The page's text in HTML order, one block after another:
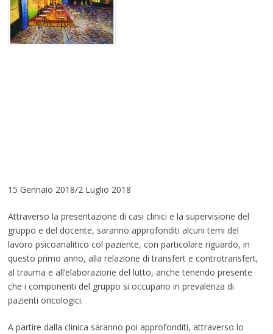
15 Gennaio 2018/2 Luglio 2018
Attraverso la presentazione di casi clinici e la supervisione del
gruppo e del docente, saranno approfonditi alcuni temi del
lavoro psicoanalitico col paziente, con particolare riguardo, in
questo primo anno, alla relazione di transfert e controtransfert,
al trauma e all’elaborazione del lutto, anche tenendo presente
che i componenti del gruppo si occupano in prevalenza di
pazienti oncologici.
A partire dalla clinica saranno poi approfonditi, attraverso lo